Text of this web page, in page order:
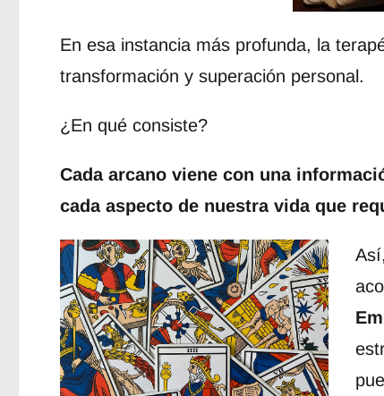
En esa instancia más profunda, la
transformación y superación personal.
¿En qué consiste?
Cada arcano viene con una
cada aspecto de nuestra vida que